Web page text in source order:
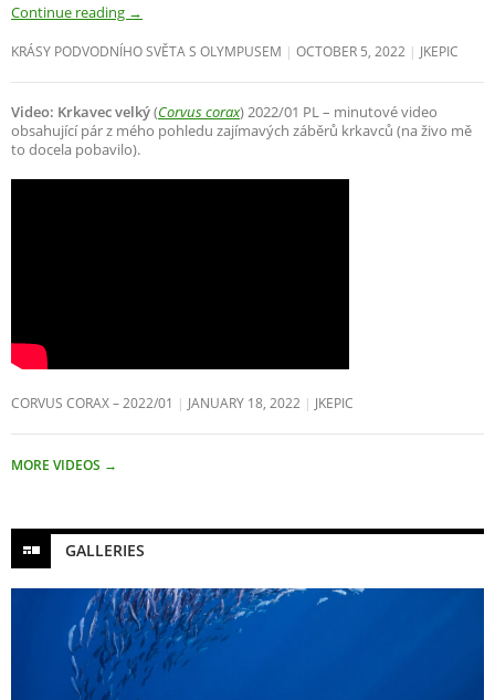
Continue reading →
KRÁSY PODVODNÍHO SVĚTA S OLYMPUSEM OCTOBER 5, 2022 JKEPIC
Video: Krkavec velký(Corvus corax) 2022/01 PL – minutové video
obsahující pár z mého pohledu zajímavých záběrů krkavců (na živo mě
to docela pobavilo).
CORVUS CORAX – 2022/01 JANUARY 18, 2022 JKEPIC
MORE VIDEOS →
GALLERIES